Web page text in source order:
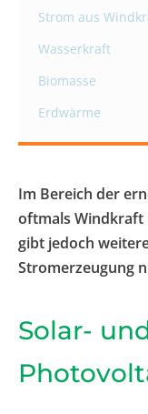
Strom aus
Wasserkraft
Biomasse
Erdwärme
Im Bereich der
oftmals Windkraft
gibt jedoch
Stromerzeugung
Solar-